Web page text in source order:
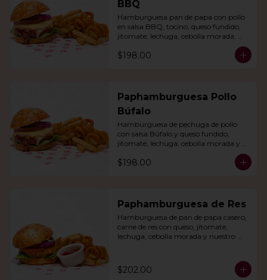
BBQ
Hamburguesa pan de papa con pollo
en salsa BBQ, tocino, queso fundido,
jitomate, lechuga, cebolla morada,
$198.00
Paphamburguesa Pollo
Búfalo
Hamburguesa de pechuga de pollo
con salsa Búfalo y queso fundido,
jitomate, lechuga, cebolla morada y
nuestra salsa especial. Con papas fritas
y rizo.
$198.00
Paphamburguesa de Res
Hamburguesa de pan de papa casero,
carne de res con queso, jitomate,
lechuga, cebolla morada y nuestro
$202.00